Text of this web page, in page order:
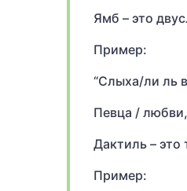
Ямб – это
Пример:
“Слыха/ли ль
Певца /
Дактиль – это
Пример: